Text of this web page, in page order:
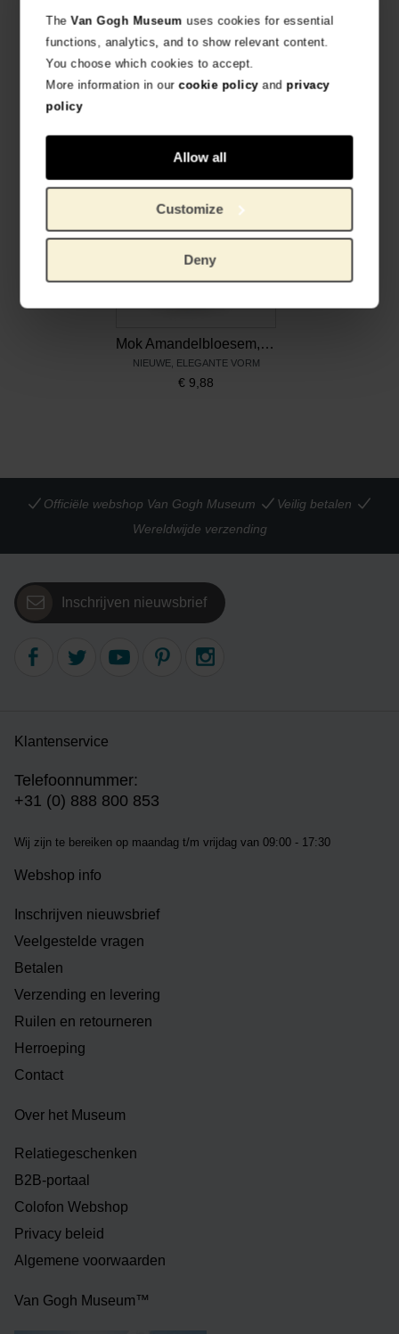
TheVan Gogh Museum uses cookies for essential
functions, analytics, and to show relevant content.
You choose which cookies to accept.
More information in ourcookie policyand privacy
policy
Allow all
Customize
Deny
Mok Zeegezicht, Vincent van Gogh
NIEUWE, ELEGANTE VORM
Mok Amandelbloesem, Vincent van Gogh
NIEUWE, ELEGANTE VORM
€ 9,88
Officiële webshop Van Gogh Museum
Veilig betalen
Wereldwijde verzending
Inschrijven nieuwsbrief
Klantenservice
Telefoonnummer:
+31 (0) 888 800 853
Wij zijn te bereiken op maandag t/m vrijdag van 09:00 - 17:30
Webshop info
Inschrijven nieuwsbrief
Veelgestelde vragen
Betalen
Verzending en levering
Ruilen en retourneren
Herroeping
Contact
Over het Museum
Relatiegeschenken
B2B-portaal
Colofon Webshop
Privacy beleid
Algemene voorwaarden
Van Gogh Museum™